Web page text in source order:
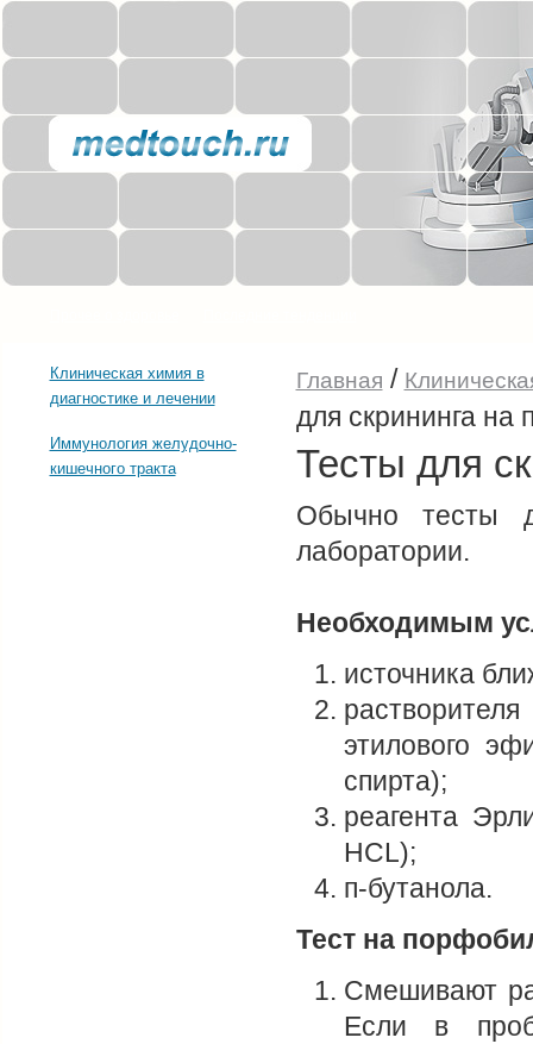
Клиническая химия в
диагностике и лечении
Иммунология желудочно-
кишечного тракта
Главная /
для скрининга на
Тесты для
Обычно тесты
лаборатории.
Необходимым
источника
этилового
спирта);
реагента
НСL);
п-бутанола.
Тест на
Смешивают
Если в